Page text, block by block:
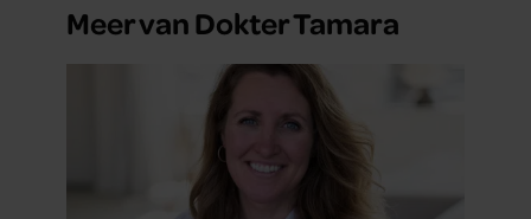
Meer van Dokter Tamara